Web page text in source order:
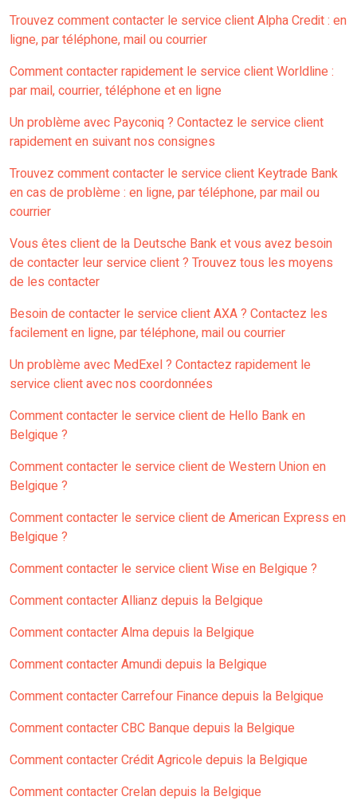
Trouvez comment contacter le service client Alpha Credit : en
ligne, par téléphone, mail ou courrier
Comment contacter rapidement le service client Worldline :
par mail, courrier, téléphone et en ligne
Un problème avec Payconiq ? Contactez le service client
rapidement en suivant nos consignes
Trouvez comment contacter le service client Keytrade Bank
en cas de problème : en ligne, par téléphone, par mail ou
courrier
Vous êtes client de la Deutsche Bank et vous avez besoin
de contacter leur service client ? Trouvez tous les moyens
de les contacter
Besoin de contacter le service client AXA ? Contactez les
facilement en ligne, par téléphone, mail ou courrier
Un problème avec MedExel ? Contactez rapidement le
service client avec nos coordonnées
Comment contacter le service client de Hello Bank en
Belgique ?
Comment contacter le service client de Western Union en
Belgique ?
Comment contacter le service client de American Express en
Belgique ?
Comment contacter le service client Wise en Belgique ?
Comment contacter Allianz depuis la Belgique
Comment contacter Alma depuis la Belgique
Comment contacter Amundi depuis la Belgique
Comment contacter Carrefour Finance depuis la Belgique
Comment contacter CBC Banque depuis la Belgique
Comment contacter Crédit Agricole depuis la Belgique
Comment contacter Crelan depuis la Belgique